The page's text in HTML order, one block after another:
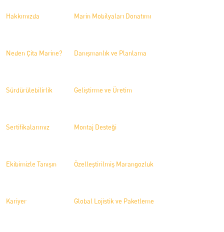
Hakkımızda
Neden Çita Marine?
Sürdürülebilirlik
Sertifikalarımız
Ekibimizle Tanışın
Kariyer
Marin Mobilyaları Donatımı
Danışmanlık ve Planlama
Geliştirme ve Üretim
Montaj Desteği
Özelleştirilmiş Marangozluk
Global Lojistik ve Paketleme